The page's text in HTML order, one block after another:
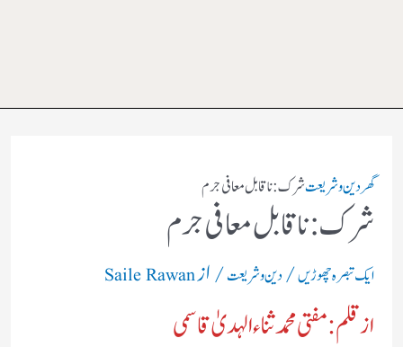
گھردین و شریعتشرک: ناقابل معافی جرم
شرک: ناقابل معافی جرم
ایک تبصرہ چھوڑیں/دین و شریعت/ ازSaile Rawan
از قلم: مفتی محمد ثناء الہدیٰ قاسمی